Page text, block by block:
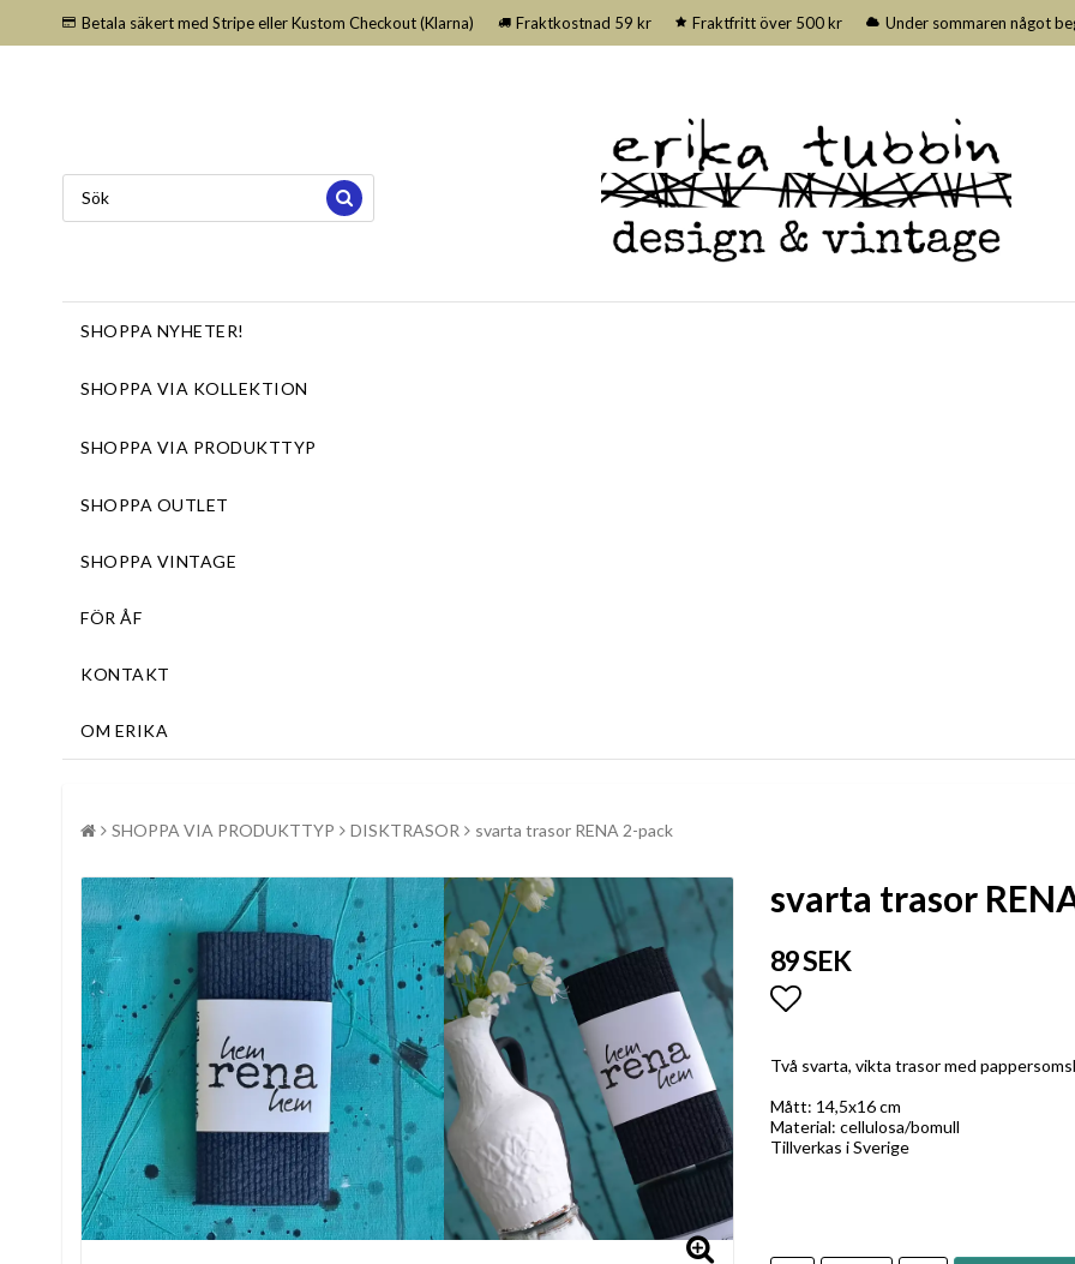
Betala säkert med Stripe eller Kustom Checkout (Klarna) Fraktkostnad 59 kr Fraktfritt över 500 kr Under sommaren något
SHOPPA NYHETER!
SHOPPA VIA KOLLEKTION
SHOPPA VIA PRODUKTTYP
SHOPPA OUTLET
SHOPPA VINTAGE
FÖR ÅF
KONTAKT
OM ERIKA
SHOPPA VIA PRODUKTTYP DISKTRASOR svarta trasor RENA 2-pack
svarta trasor
89 SEK
Två svarta, vikta trasor med
Mått: 14,5x16 cm
Material: cellulosa/bomull
Tillverkas i Sverige